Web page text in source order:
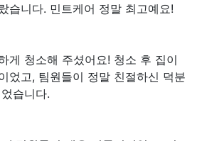
습니다. 민트케어 정말 최고예요!
게 청소해 주셨어요! 청소 후 집이
었고, 팀원들이 정말 친절하신 덕분
습니다.